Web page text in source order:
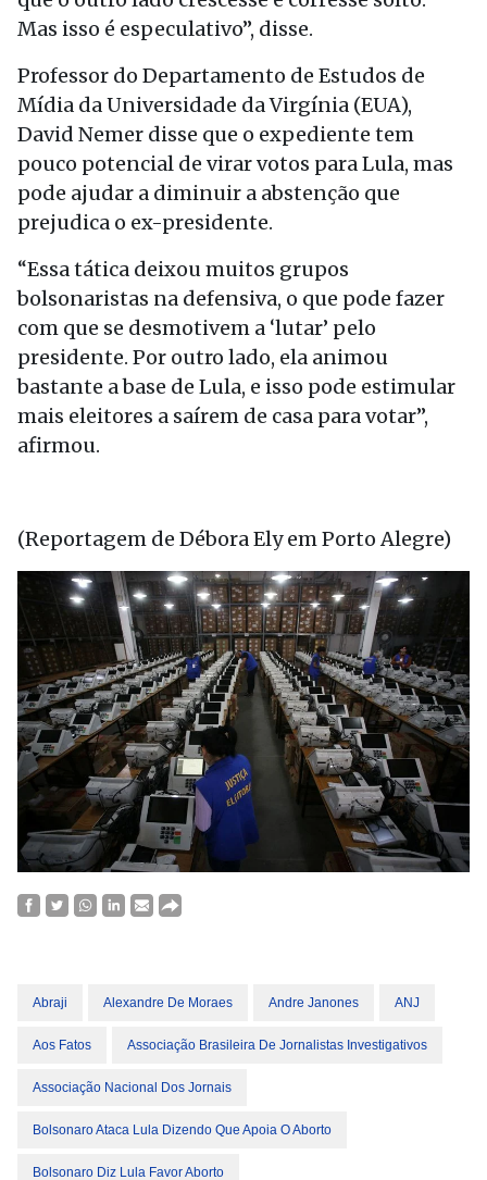
Mas isso é especulativo”, disse.
Professor do Departamento de Estudos de
Mídia da Universidade da Virgínia (EUA),
David Nemer disse que o expediente tem
pouco potencial de virar votos para Lula, mas
pode ajudar a diminuir a abstenção que
prejudica o ex-presidente.
“Essa tática deixou muitos grupos
bolsonaristas na defensiva, o que pode fazer
com que se desmotivem a ‘lutar’ pelo
presidente. Por outro lado, ela animou
bastante a base de Lula, e isso pode estimular
mais eleitores a saírem de casa para votar”,
afirmou.
(Reportagem de Débora Ely em Porto Alegre)
Abraji Alexandre De Moraes Andre Janones ANJ
Aos Fatos Associação Brasileira De Jornalistas Investigativos
Associação Nacional Dos Jornais
Bolsonaro Ataca Lula Dizendo Que Apoia O Aborto
Bolsonaro Diz Lula Favor Aborto